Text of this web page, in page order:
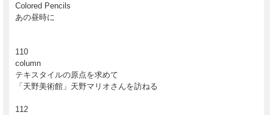
Colored Pencils
あの昼時に
110
column
テキスタイルの原点を求めて
「天野美術館」天野マリオさんを訪ねる
112